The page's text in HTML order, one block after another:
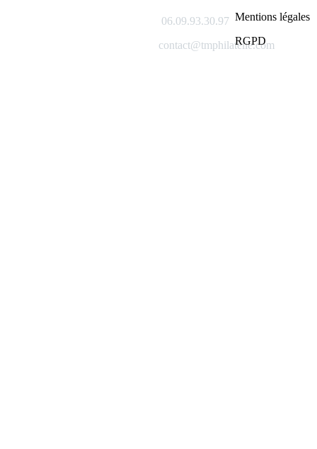
06.09.93.30.97
contact@tmphilatelie.com
Mentions légales
RGPD